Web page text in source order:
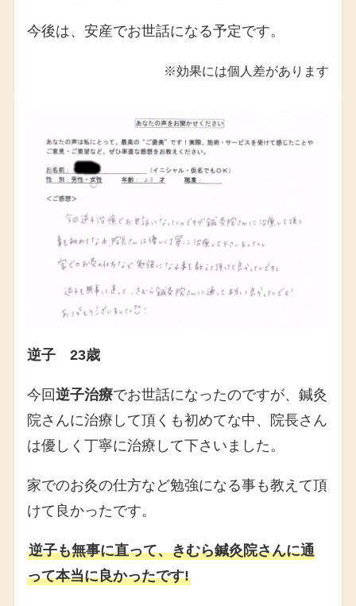
今後は、安産でお世話になる予定です。
※効果には個人差があります
逆子 23歳
今回逆子治療でお世話になったのですが、鍼灸
院さんに治療して頂くも初めてな中、院長さん
は優しく丁寧に治療して下さいました。
家でのお灸の仕方など勉強になる事も教えて頂
けて良かったです。
逆子も無事に直って、きむら鍼灸院さんに通
って本当に良かったです!